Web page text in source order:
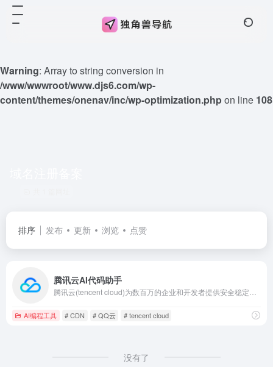
Warning: Array to string conversion in
/www/wwwroot/www.djs6.com/wp-
content/themes/onenav/inc/wp-optimization.phpon line 108
排序 发布 更新 浏览 点赞
腾讯云AI代码助手
AI编程工具 # CDN # QQ云 # tencent cloud
没有了